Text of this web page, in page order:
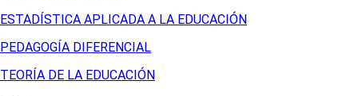
ESTADÍSTICA APLICADA A LA EDUCACIÓN
PEDAGOGÍA DIFERENCIAL
TEORÍA DE LA EDUCACIÓN